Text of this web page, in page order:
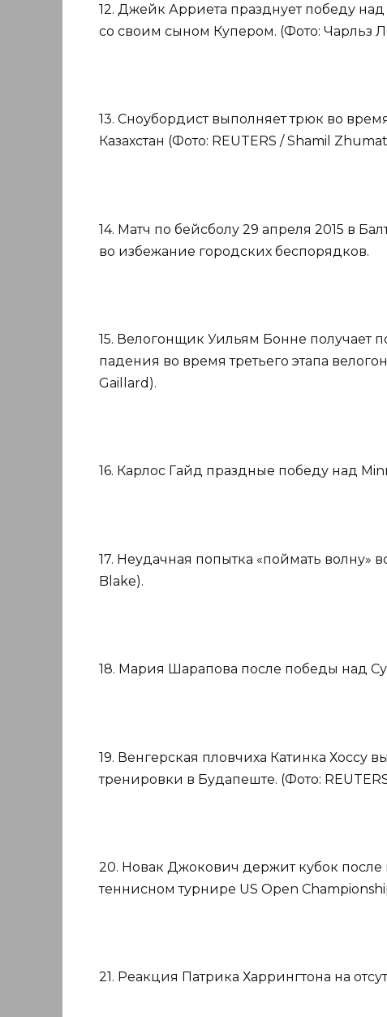
12. Джейк Арриета празднует победу
со своим сыном Купером. (Фото: Чарльз
13. Сноубордист выполняет трюк во
Казахстан (Фото: REUTERS / Shamil
14. Матч по бейсболу 29 апреля 2015 в
во избежание городских беспорядков.
15. Велогонщик Уильям Бонне получает
падения во время третьего этапа
Gaillard).
16. Карлос Гайд праздные победу над
17. Неудачная попытка «поймать волну»
Blake).
18. Мария Шарапова после победы над
19. Венгерская пловчиха Катинка Хоссу
тренировки в Будапеште. (Фото:
20. Новак Джокович держит кубок
теннисном турнире US Open
21. Реакция Патрика Харрингтона на